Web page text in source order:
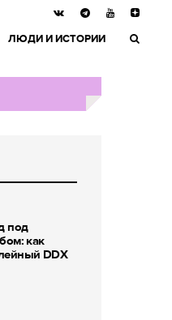
ЛЮДИ И ИСТОРИИ
под
как
DDX